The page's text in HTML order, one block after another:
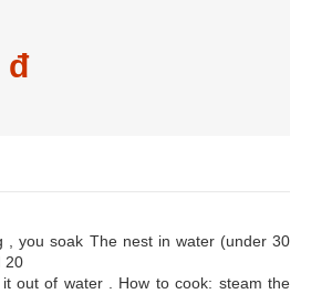
đ
, you soak The nest in water (under 30
20
out of water . How to cook: steam the